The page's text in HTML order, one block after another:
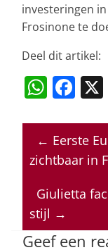
investeringen
Frosinone te
Deel dit artikel:
W
h
at
s
p
p
F
a
c
e
o
← Eerste
zichtbaar in
Giulietta
stijl →
Geef een